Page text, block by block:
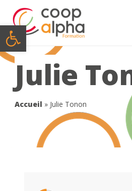
Ouvrir la barre d’outils
Julie
Accueil » Julie Tonon